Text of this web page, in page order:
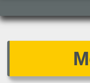
09 67 38 40 85
ParisLilleDijonLyon